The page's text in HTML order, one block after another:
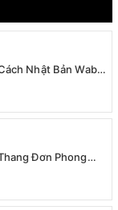
Nhật Bản Wabi-
Đơn Phong